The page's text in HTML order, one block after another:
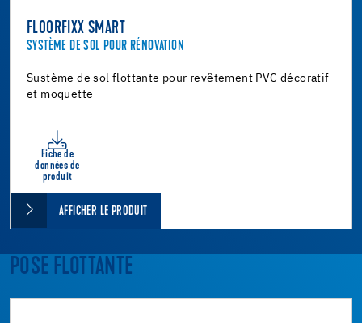
FLOORFIXX SMART
SYSTÈME DE SOL POUR RÉNOVATION
Sustème de sol flottante pour revêtement PVC décoratif
et moquette
Fiche de
données de
produit
AFFICHER LE PRODUIT
POSE FLOTTANTE